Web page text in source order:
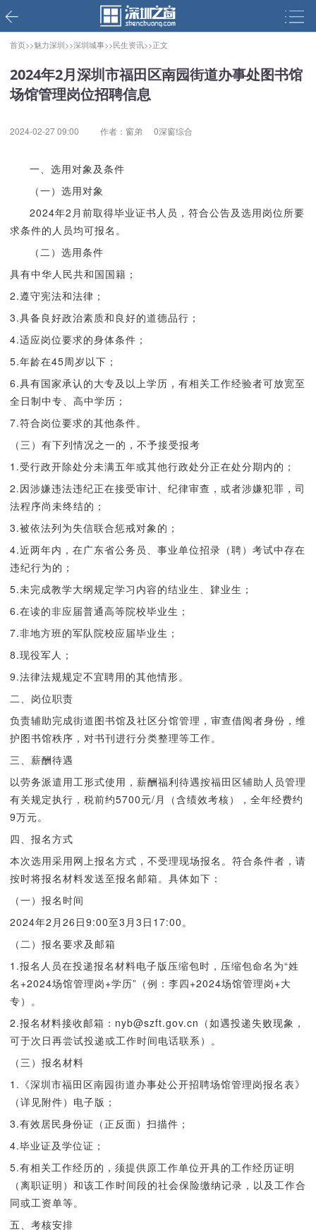
首页>>魅力深圳>>深圳城事>>民生资讯>>正文
2024年2月深圳市福田区南园街道办事处图书馆
场馆管理岗位招聘信息
2024-02-27 09:00 作者：窗弟 0深窗综合
一、选用对象及条件
（一）选用对象
2024年2月前取得毕业证书人员，符合公告及选用岗位所要
求条件的人员均可报名。
（二）选用条件
具有中华人民共和国国籍；
2.遵守宪法和法律；
3.具备良好政治素质和良好的道德品行；
4.适应岗位要求的身体条件；
5.年龄在45周岁以下；
6.具有国家承认的大专及以上学历，有相关工作经验者可放宽至
全日制中专、高中学历；
7.符合岗位要求的其他条件。
（三）有下列情况之一的，不予接受报考
1.受行政开除处分未满五年或其他行政处分正在处分期内的；
2.因涉嫌违法违纪正在接受审计、纪律审查，或者涉嫌犯罪，司
法程序尚未终结的；
3.被依法列为失信联合惩戒对象的；
4.近两年内，在广东省公务员、事业单位招录（聘）考试中存在
违纪行为的；
5.未完成教学大纲规定学习内容的结业生、肄业生；
6.在读的非应届普通高等院校毕业生；
7.非地方班的军队院校应届毕业生；
8.现役军人；
9.法律法规规定不宜聘用的其他情形。
二、岗位职责
负责辅助完成街道图书馆及社区分馆管理，审查借阅者身份，维
护图书馆秩序，对书刊进行分类整理等工作。
三、薪酬待遇
以劳务派遣用工形式使用，薪酬福利待遇按福田区辅助人员管理
有关规定执行，税前约5700元/月（含绩效考核），全年经费约
9万元。
四、报名方式
本次选用采用网上报名方式，不受理现场报名。符合条件者，请
按时将报名材料发送至报名邮箱。具体如下：
（一）报名时间
2024年2月26日9:00至3月3日17:00。
（二）报名要求及邮箱
1.报名人员在投递报名材料电子版压缩包时，压缩包命名为“姓
名+2024场馆管理岗+学历”（例：李四+2024场馆管理岗+大
专）。
2.报名材料接收邮箱：nyb@szft.gov.cn（如遇投递失败现象，
可于次日再尝试投递或工作时间电话联系）。
（三）报名材料
1.《深圳市福田区南园街道办事处公开招聘场馆管理岗报名表》
（详见附件）电子版；
3.有效居民身份证（正反面）扫描件；
4.毕业证及学位证；
5.有相关工作经历的，须提供原工作单位开具的工作经历证明
（离职证明）和该工作时间段的社会保险缴纳记录，以及工作合
同或工资单等。
五、考核安排